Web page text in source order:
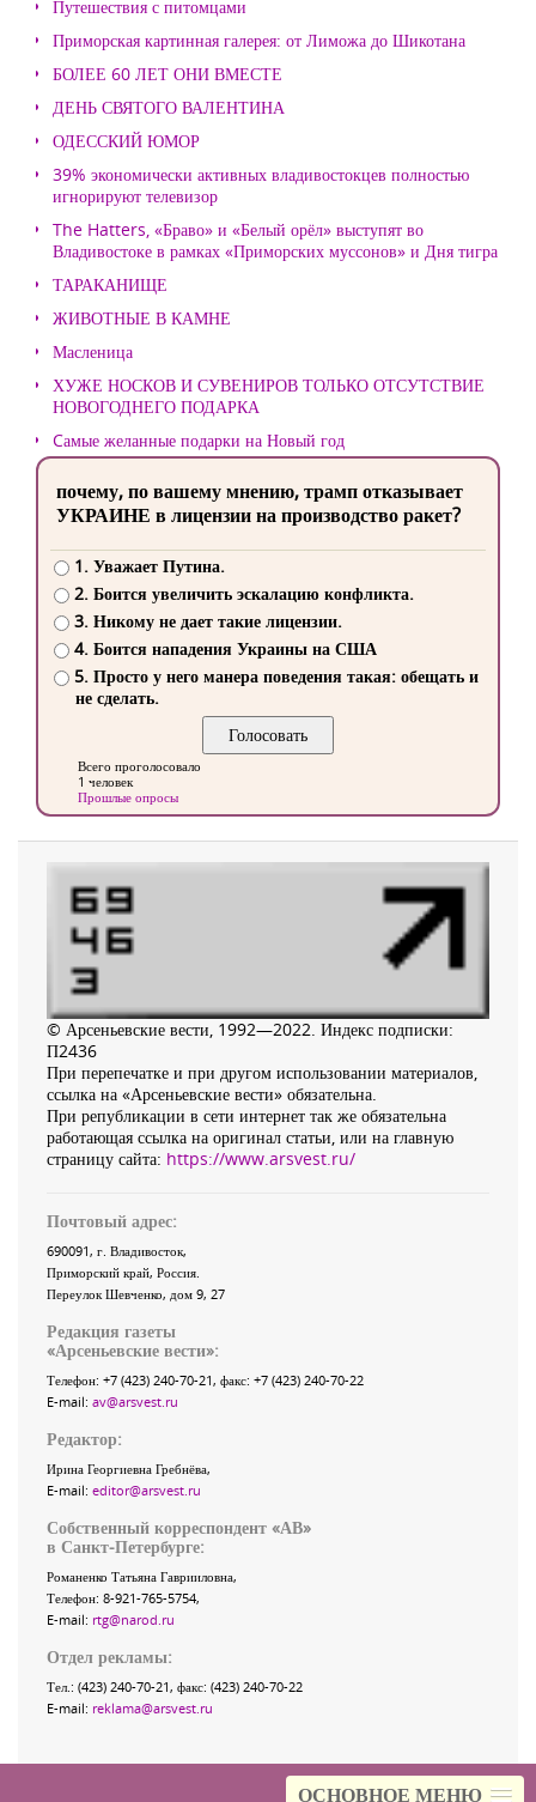
ОСНОВНОЕ МЕНЮ
Путешествия с питомцами
Приморская картинная галерея: от Лиможа до Шикотана
БОЛЕЕ 60 ЛЕТ ОНИ ВМЕСТЕ
ДЕНЬ СВЯТОГО ВАЛЕНТИНА
ОДЕССКИЙ ЮМОР
39% экономически активных владивостокцев полностью
игнорируют телевизор
The Hatters, «Браво» и «Белый орёл» выступят во
Владивостоке в рамках «Приморских муссонов» и Дня тигра
ТАРАКАНИЩЕ
ЖИВОТНЫЕ В КАМНЕ
Масленица
ХУЖЕ НОСКОВ И СУВЕНИРОВ ТОЛЬКО ОТСУТСТВИЕ
НОВОГОДНЕГО ПОДАРКА
Cамые желанные подарки на Новый год
почему, по вашему мнению, трамп отказывает
УКРАИНЕ в лицензии на производство ракет?
1. Уважает Путина.
2. Боится увеличить эскалацию конфликта.
3. Никому не дает такие лицензии.
4. Боится нападения Украины на США
5. Просто у него манера поведения такая: обещать и
не сделать.
Всего проголосовало
1 человек
Прошлые опросы
© Арсеньевские вести, 1992—2022. Индекс подписки:
П2436
При перепечатке и при другом использовании материалов,
ссылка на «Арсеньевские вести» обязательна.
При републикации в сети интернет так же обязательна
работающая ссылка на оригинал статьи, или на главную
страницу сайта: https://www.arsvest.ru/
Почтовый адрес:
690091, г. Владивосток,
Приморский край, Россия
Переулок Шевченко, дом 9, 27
Редакция газеты
«Арсеньевские вести»:
Телефон: +7 (423) 240-70-21, факс: +7 (423) 240-70-22
E-mail: av@arsvest.ru
Редактор:
Ирина Георгиевна Гребнёва,
E-mail: editor@arsvest.ru
Собственный корреспондент «АВ»
в Санкт-Петербурге:
Романенко Татьяна Гаврииловна,
Телефон: 8-921-765-5754,
E-mail: rtg@narod.ru
Отдел рекламы:
Тел.: (423) 240-70-21, факс: (423) 240-70-22
E-mail: reklama@arsvest.ru